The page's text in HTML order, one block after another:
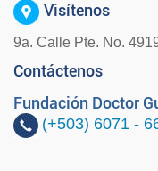
Visítenos
9a. Calle Pte. No.
Contáctenos
Fundación Doctor
(+503) 6071 -